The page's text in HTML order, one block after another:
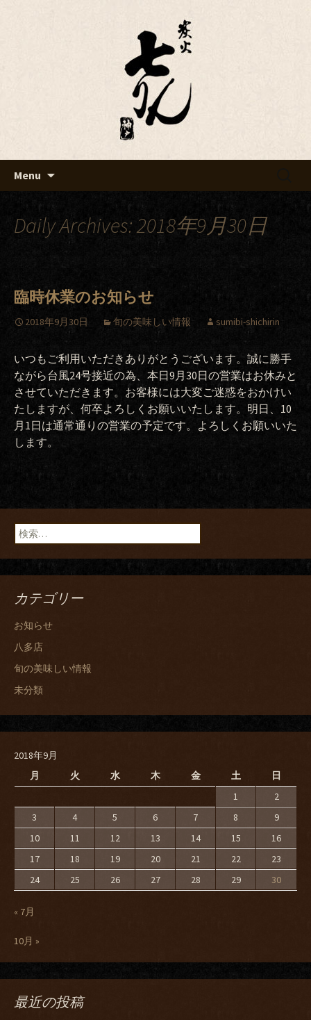
七りんブログ
Menu
Daily Archives: 2018年9月30日
臨時休業のお知らせ
2018年9月30日 旬の美味しい情報 sumibi-shichirin
いつもご利用いただきありがとうございます。誠に勝手
ながら台風24号接近の為、本日9月30日の営業はお休みと
させていただきます。お客様には大変ご迷惑をおかけい
たしますが、何卒よろしくお願いいたします。明日、10
月1日は通常通りの営業の予定です。よろしくお願いいた
します。
検
索:
カテゴリー
お知らせ
八多店
旬の美味しい情報
未分類
2018年9月
月
火 水 木 金 土
日
1
2
3
4 5 6 7 8
9
10
11 12 13 14 15
16
17
18 19 20 21 22
23
24
25 26 27 28 29 30
« 7月
10月 »
最近の投稿